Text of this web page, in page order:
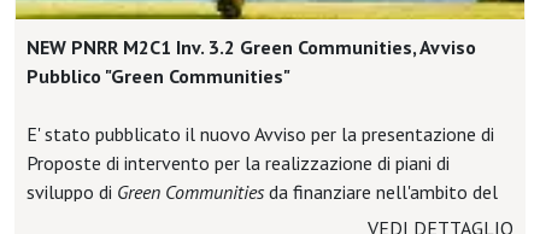
NEW PNRR M2C1 Inv. 3.2 Green Communities, Avviso
Pubblico "Green Communities"
E' stato pubblicato il nuovo Avviso per la presentazione di
Proposte di intervento per la realizzazione di piani di
sviluppo di Green Communities da finanziare nell'ambito del
PNRR, Missione 2 – Rivoluzione verde e Transizione
VEDI DETTAGLIO